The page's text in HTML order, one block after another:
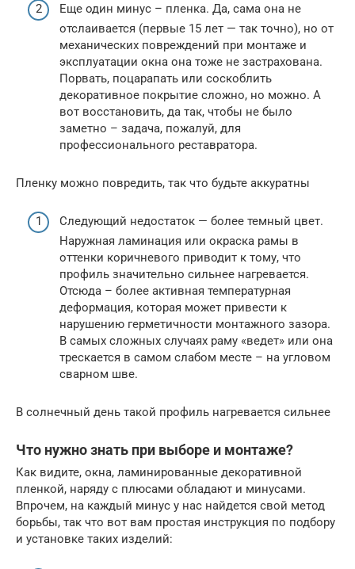
Еще один минус – пленка. Да, сама она не
отслаивается (первые 15 лет — так точно), но от
механических повреждений при монтаже и
эксплуатации окна она тоже не застрахована.
Порвать, поцарапать или соскоблить
декоративное покрытие сложно, но можно. А
вот восстановить, да так, чтобы не было
заметно – задача, пожалуй, для
профессионального реставратора.
Пленку можно повредить, так что будьте аккуратны
Следующий недостаток — более темный цвет.
Наружная ламинация или окраска рамы в
оттенки коричневого приводит к тому, что
профиль значительно сильнее нагревается.
Отсюда – более активная температурная
деформация, которая может привести к
нарушению герметичности монтажного зазора.
В самых сложных случаях раму «ведет» или она
трескается в самом слабом месте – на угловом
сварном шве.
В солнечный день такой профиль нагревается сильнее
Что нужно знать при выборе и монтаже?
Как видите, окна, ламинированные декоративной
пленкой, наряду с плюсами обладают и минусами.
Впрочем, на каждый минус у нас найдется свой метод
борьбы, так что вот вам простая инструкция по подбору
и установке таких изделий: